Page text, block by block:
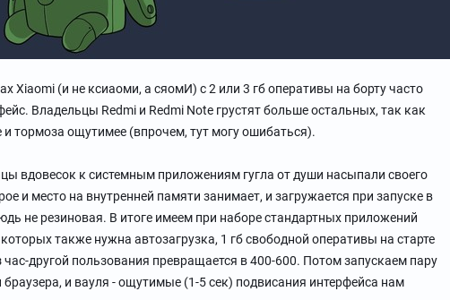
Xiaomi (и не ксиаоми, а сяомИ) с 2 или 3 гб оперативы на борту часто
Владельцы Redmi и Redmi Note грустят больше остальных, так как
тормоза ощутимее (впрочем, тут могу ошибаться).
вдовесок к системным приложениям гугла от души насыпали своего
и место на внутренней памяти занимает, и загружается при запуске в
не резиновая. В итоге имеем при наборе стандартных приложений
также нужна автозагрузка, 1 гб свободной оперативы на старте
другой пользования превращается в 400-600. Потом запускаем пару
и вауля - ощутимые (1-5 сек) подвисания интерфейса нам